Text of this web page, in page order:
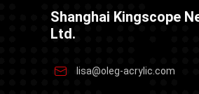
Shanghai Kingscope
Ltd.
lisa@oleg-acrylic.com